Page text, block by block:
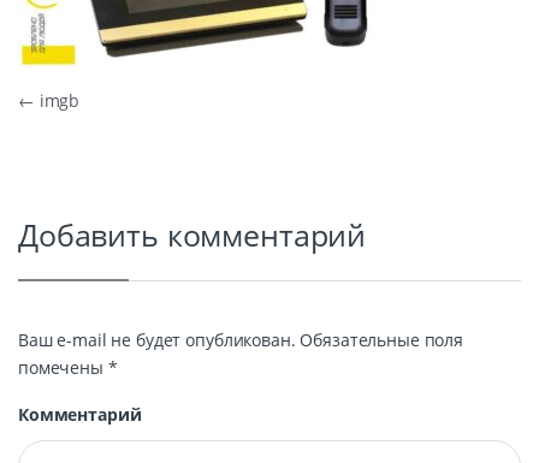
Навигация по записям
← imgb
Добавить комментарий
Ваш e-mail не будет опубликован. Обязательные поля
помечены *
Комментарий